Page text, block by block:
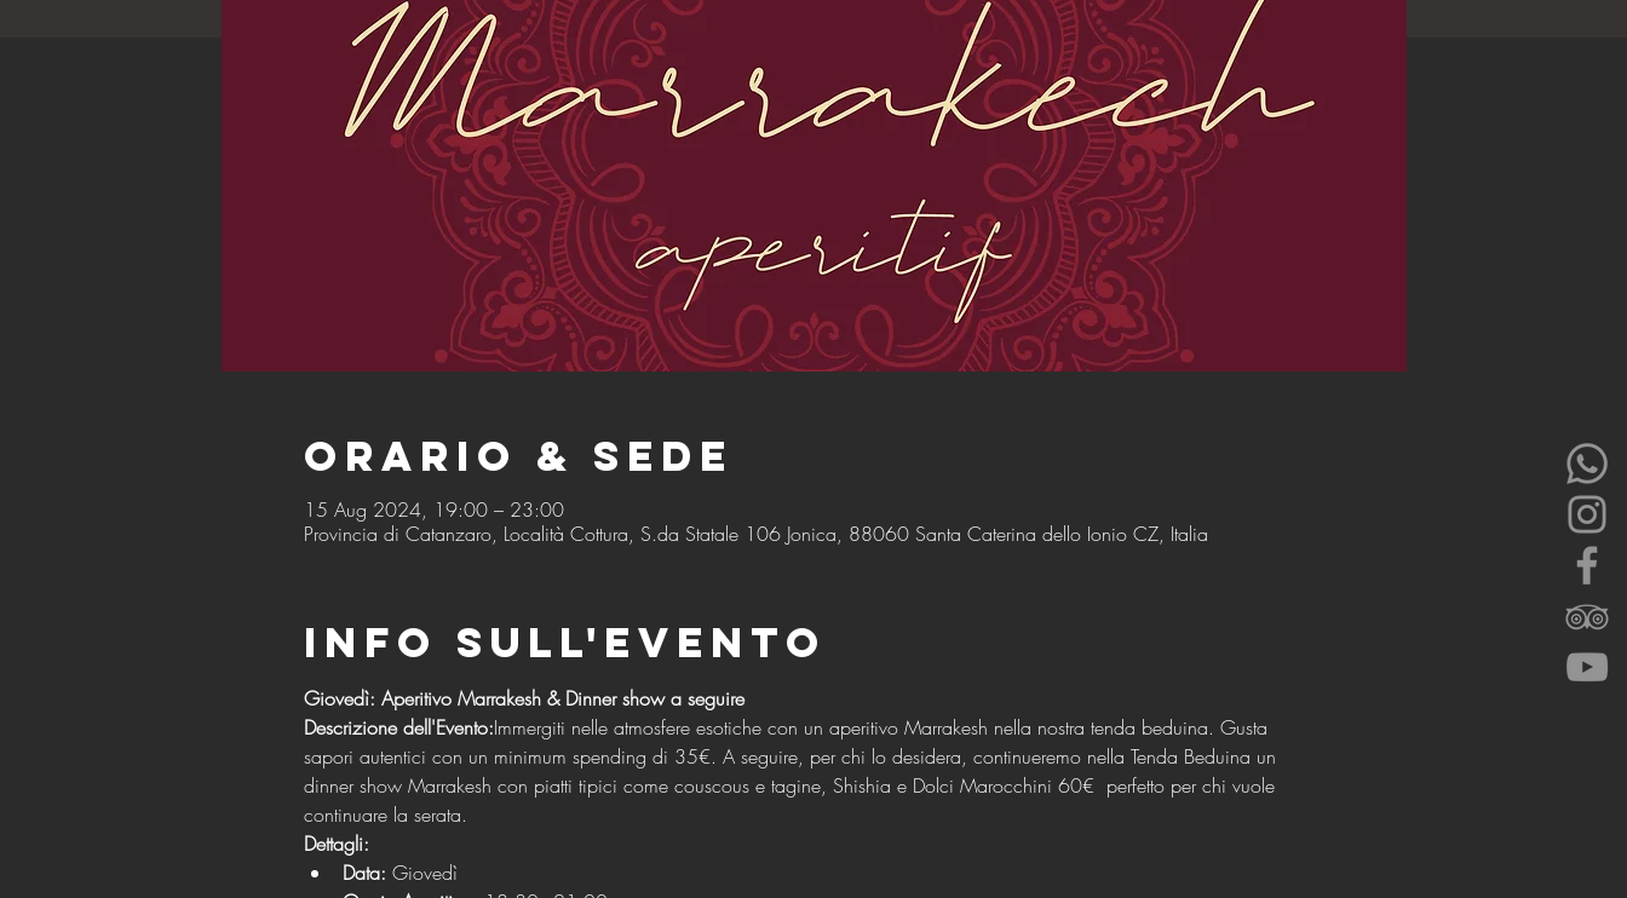
Orario & Sede
15 Aug 2024, 19:00 – 23:00
Provincia di Catanzaro, Località Cottura, S.da Statale 106 Jonica, 88060 Santa Caterina dello Ionio CZ, Italia
Info sull'evento
Giovedì: Aperitivo Marrakesh & Dinner show a seguire
Descrizione dell'Evento:Immergiti nelle atmosfere esotiche con un aperitivo Marrakesh nella nostra tenda beduina. Gusta
sapori autentici con un minimum spending di 35€. A seguire, per chi lo desidera, continueremo nella Tenda Beduina un
dinner show Marrakesh con piatti tipici come couscous e tagine, Shishia e Dolci Marocchini 60€  perfetto per chi vuole
continuare la serata.
Dettagli:
Data: Giovedì